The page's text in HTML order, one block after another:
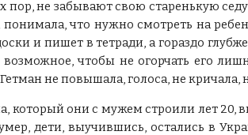
пор, не забывают свою старенькую
понимала, что нужно смотреть на
и пишет в тетради, а гораздо
возможное, чтобы не огорчать его
не повышала, голоса, не
который они с мужем строили лет 20,
дети, выучившись, остались в